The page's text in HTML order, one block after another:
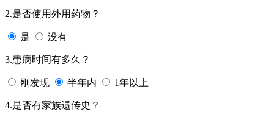
2.是否使用外用药物？
是 没有
3.患病时间有多久？
刚发现 半年内 1年以上
4.是否有家族遗传史？